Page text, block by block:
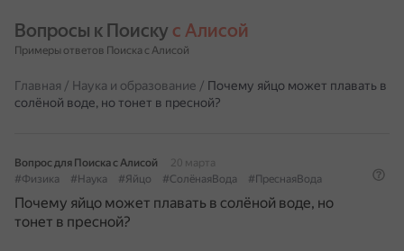
Вопросы к Поиску с Алисой
Примеры ответов Поиска с Алисой
Главная / Наука и образование / Почему яйцо может плавать в
солёной воде, но тонет в пресной?
Вопрос для Поиска с Алисой
20 марта
#Физика
#Наука #Яйцо #СолёнаяВода #ПреснаяВода
Почему яйцо может плавать в солёной воде, но
тонет в пресной?